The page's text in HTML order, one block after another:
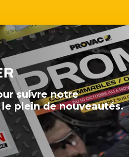
suivre notre
plein de nouveautés.